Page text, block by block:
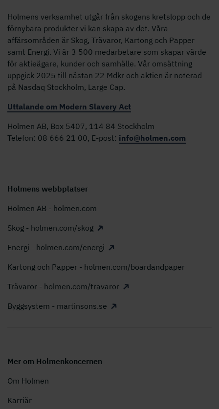
Holmens verksamhet utgår från skogens kretslopp och de
förnybara produkter vi kan skapa av det. Våra
affärsområden är Skog, Trävaror, Kartong och Papper
samt Energi. Vi är 3 500 medarbetare som skapar värde
för aktieägare, kunder och samhälle. Vår omsättning
uppgick 2025 till nästan 22 Mdkr och aktien är noterad
på Nasdaq Stockholm, Large Cap.
Uttalande om Modern Slavery Act
Holmen AB, Box 5407, 114 84 Stockholm
Telefon: 08 666 21 00, E-post: info@holmen.com
Holmens webbplatser
Holmen AB - holmen.com
Skog - holmen.com/skog
Energi - holmen.com/energi
Kartong och Papper - holmen.com/boardandpaper
Trävaror - holmen.com/travaror
Byggsystem - martinsons.se
Mer om Holmenkoncernen
Om Holmen
Karriär